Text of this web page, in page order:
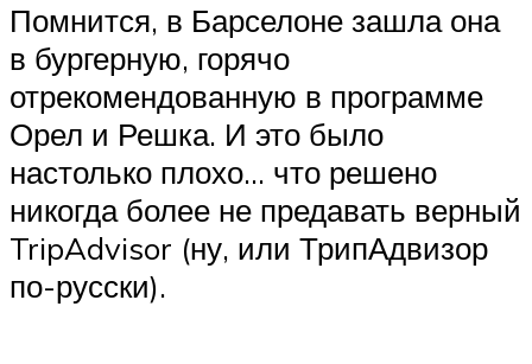
Помнится, в Барселоне зашла она
в бургерную, горячо
отрекомендованную в программе
Орел и Решка. И это было
настолько плохо… что решено
никогда более не предавать верный
TripAdvisor (ну, или ТрипАдвизор
по-русски).